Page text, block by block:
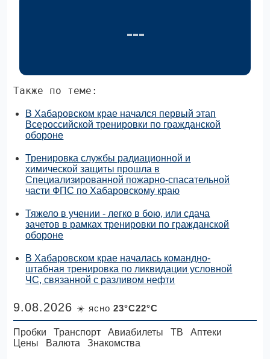
Также по теме:
В Хабаровском крае начался первый этап
Всероссийской тренировки по гражданской
обороне
Тренировка службы радиационной и
химической защиты прошла в
Специализированной пожарно-спасательной
части ФПС по Хабаровскому краю
Тяжело в учении - легко в бою, или сдача
зачетов в рамках тренировки по гражданской
обороне
В Хабаровском крае началась командно-
штабная тренировка по ликвидации условной
ЧС, связанной с разливом нефти
9.08.2026 ☀️ ясно23°C22°C
Пробки Транспорт Авиабилеты ТВ
Аптеки
Цены
Валюта Знакомства